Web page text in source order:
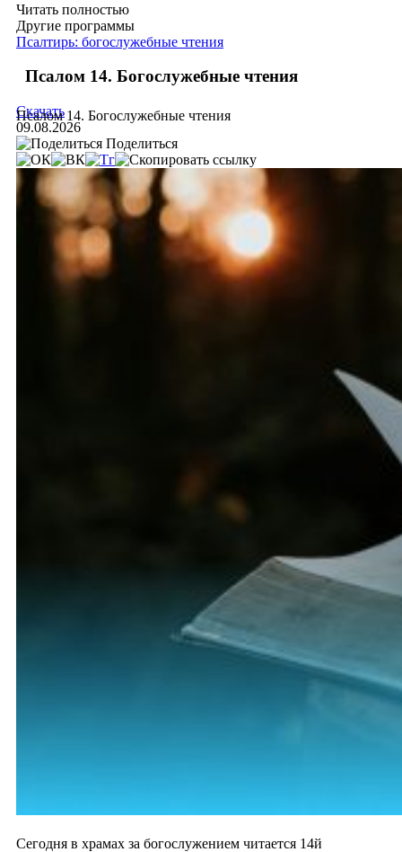
Читать полностью
Другие программы
Псалтирь: богослужебные чтения
Псалом 14. Богослужебные чтения
Псалом 14. Богослужебные чтения
Скачать
09.08.2026
Поделиться
Сегодня в храмах за богослужением читается 14й